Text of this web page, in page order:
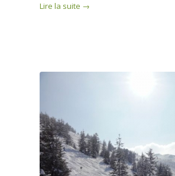
Lire la suite →